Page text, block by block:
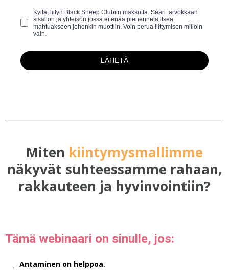
Kyllä, liityn Black Sheep Clubiin maksutta. Saan arvokkaan
sisällön ja yhteisön jossa ei enää pienennetä itseä
mahtuakseen johonkin muottiin. Voin perua liittymisen milloin
vain.
LÄHETÄ
Miten kiintymysmallimme
näkyvät suhteessamme rahaan,
rakkauteen ja hyvinvointiin?
Tämä webinaari on sinulle, jos:
Antaminen on helppoa.